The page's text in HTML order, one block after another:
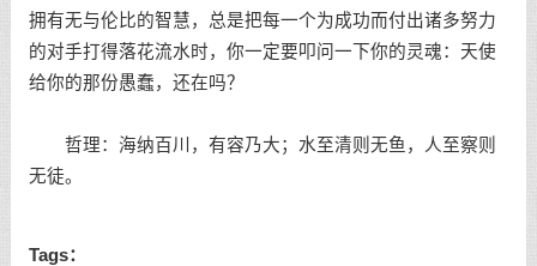
拥有无与伦比的智慧，总是把每一个为成功而付出诸多努力
的对手打得落花流水时，你一定要叩问一下你的灵魂：天使
给你的那份愚蠢，还在吗？
哲理：海纳百川，有容乃大；水至清则无鱼，人至察则
无徒。
Tags：